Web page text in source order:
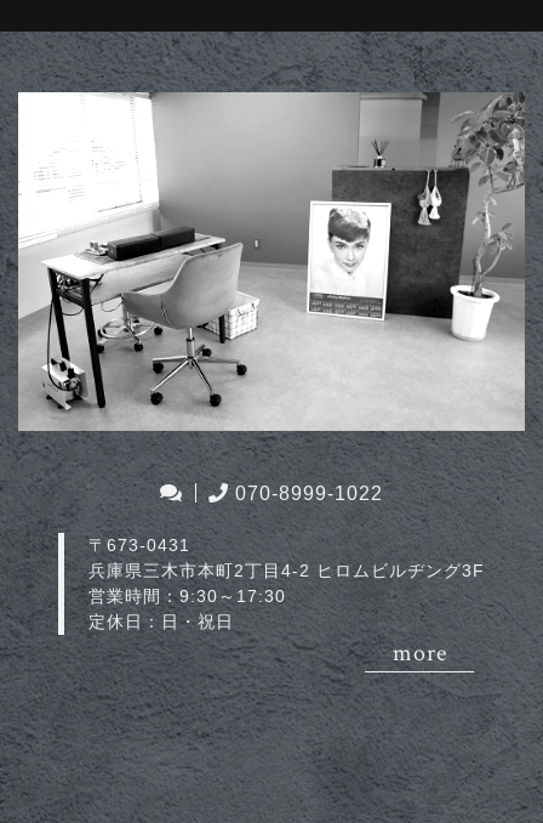
070-8999-1022
〒673-0431
兵庫県三木市本町2丁目4-2 ヒロムビルヂング3F
営業時間：9:30～17:30
定休日：日・祝日
more